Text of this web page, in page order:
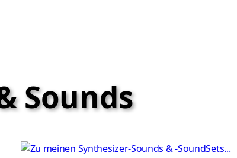
Sounds